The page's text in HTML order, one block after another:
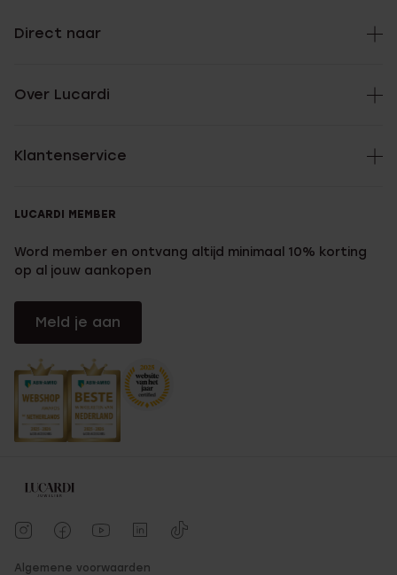
Direct naar
Over Lucardi
Klantenservice
LUCARDI MEMBER
Word member en ontvang altijd minimaal 10% korting
op al jouw aankopen
Meld je aan
Algemene voorwaarden